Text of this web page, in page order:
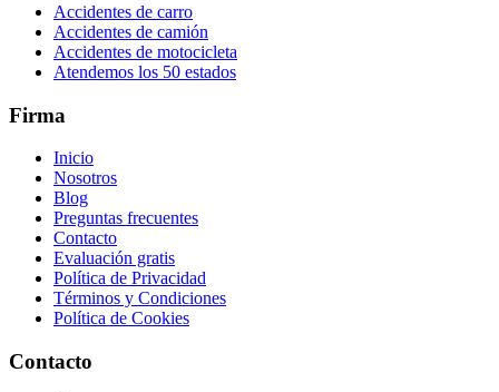
Accidentes de carro
Accidentes de camión
Accidentes de motocicleta
Atendemos los 50 estados
Firma
Inicio
Nosotros
Blog
Preguntas frecuentes
Contacto
Evaluación gratis
Política de Privacidad
Términos y Condiciones
Política de Cookies
Contacto